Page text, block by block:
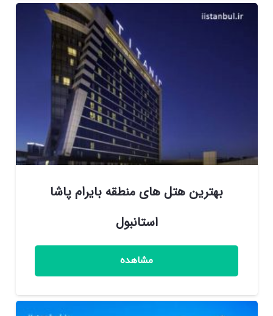
بهترین هتل های منطقه بایرام پاشا
استانبول
مشاهده